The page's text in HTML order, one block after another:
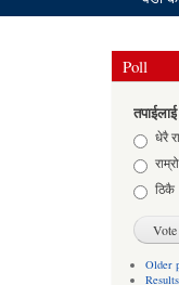
Poll
Choices
धेरै
राम्रो
ठिकै
Older
Results